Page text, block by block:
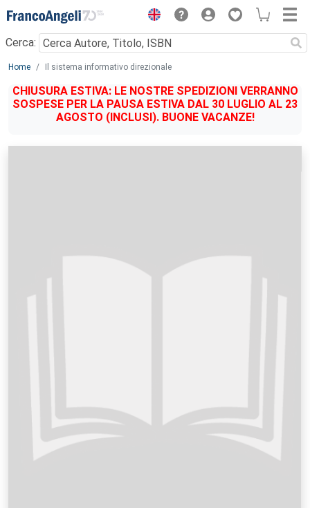
Menu
Cerca:
Main content
Home Il sistema informativo direzionale
CHIUSURA ESTIVA: LE NOSTRE SPEDIZIONI VERRANNO
SOSPESE PER LA PAUSA ESTIVA DAL 30 LUGLIO AL 23
AGOSTO (INCLUSI). BUONE VACANZE!